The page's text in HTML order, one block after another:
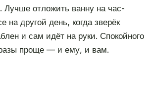
отложить ванну на час-
на другой день, когда зверёк
и сам идёт на руки. Спокойного
проще — и ему, и вам.